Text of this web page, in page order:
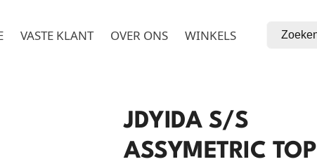
VASTE KLANT OVER ONS WINKELS
JDYIDA S/S
ASSYMETRIC TOP